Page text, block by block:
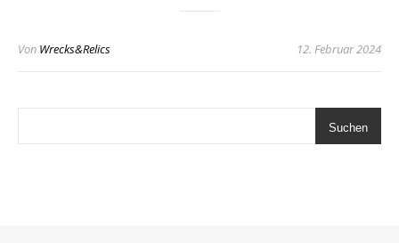
Von Wrecks&Relics 12. Februar 2024
Suchen